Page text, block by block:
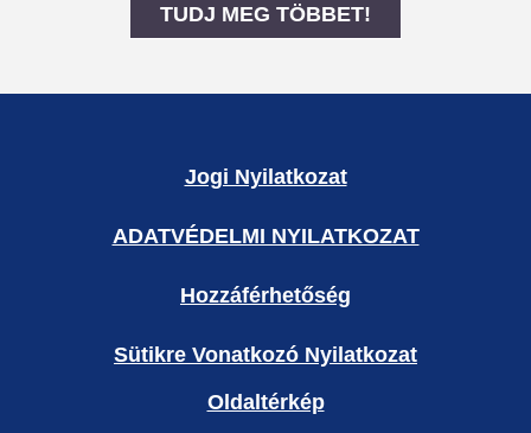
TUDJ MEG TÖBBET!
Rexona teljes test
Jogi Nyilatkozat
ADATVÉDELMI NYILATKOZAT
Beállítások Kezelése
Hozzáférhetőség
Sütikre Vonatkozó Nyilatkozat